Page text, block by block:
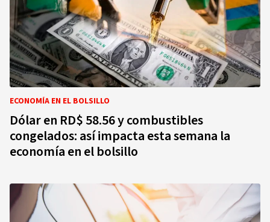
ECONOMÍA EN EL BOLSILLO
Dólar en RD$ 58.56 y combustibles
congelados: así impacta esta semana la
economía en el bolsillo